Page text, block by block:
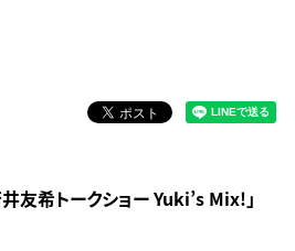
友希トークショー Yuki’s Mix!」